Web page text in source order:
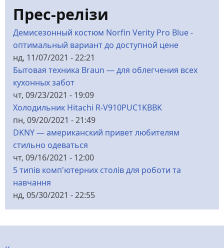
Прес-релізи
Демисезонный костюм Norfin Verity Pro Blue -
оптимальный вариант до доступной цене
нд, 11/07/2021 - 22:21
Бытовая техника Braun — для облегчения всех
кухонных забот
чт, 09/23/2021 - 19:09
Холодильник Hitachi R-V910PUC1KBBK
пн, 09/20/2021 - 21:49
DKNY — американский привет любителям
стильно одеваться
чт, 09/16/2021 - 12:00
5 типів комп'ютерних столів для роботи та
навчання
нд, 05/30/2021 - 22:55